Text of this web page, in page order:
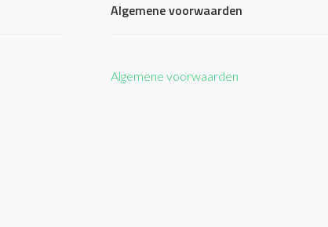
Algemene voorwaarden
Algemene voorwaarden